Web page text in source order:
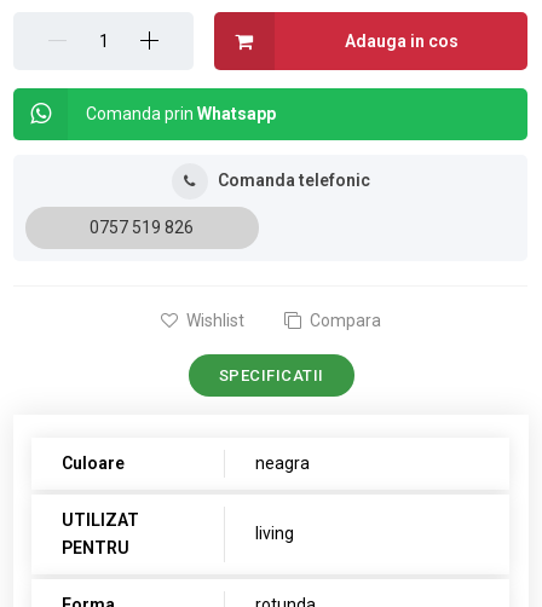
Adauga in cos
Comanda prinWhatsapp
Comanda telefonic
0757 519 826
Wishlist Compara
SPECIFICATII
Culoare neagra
UTILIZAT
PENTRU
living